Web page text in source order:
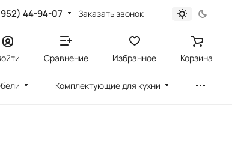
44-94-07 Заказать звонок
Сравнение Избранное Корзина
Комплектующие для кухни